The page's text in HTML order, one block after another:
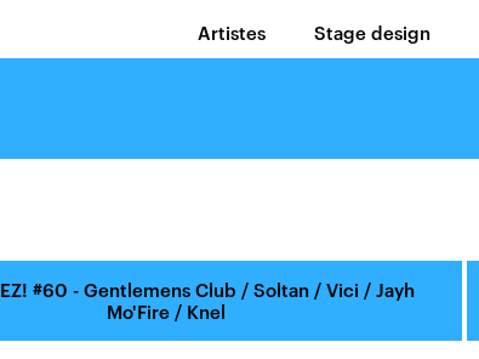
Artistes Stage design
EZ! #60 - Gentlemens Club / Soltan / Vici / Jayh
Mo'Fire / Knel